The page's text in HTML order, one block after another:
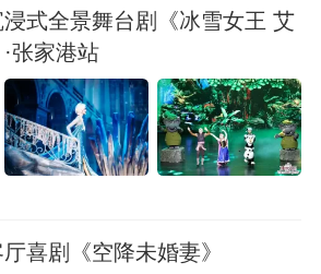
浸式全景舞台剧《冰雪女王 艾
张家港站
喜剧《空降未婚妻》